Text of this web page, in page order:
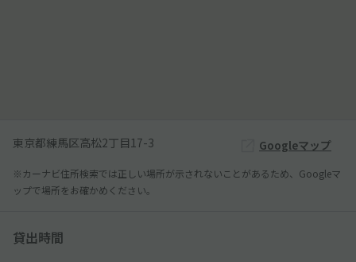
東京都練馬区高松2丁目17-3 Googleマップ
※カーナビ住所検索では正しい場所が示されないことがあるため、Googleマ
ップで場所をお確かめください。
貸出時間